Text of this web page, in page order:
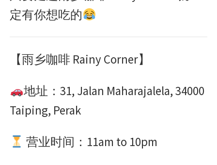
定有你想吃的
【雨乡咖啡 Rainy Corner】
地址： 31, Jalan Maharajalela, 34000
Taiping, Perak
营业时间： 11am to 10pm